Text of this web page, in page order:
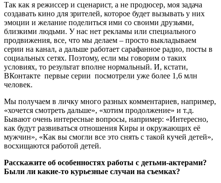
Так как я режиссер и сценарист, а не продюсер, моя задача
создавать кино для зрителей, которое будет вызывать у них
эмоции и желание поделиться ими со своими друзьями,
близкими людьми. У нас нет рекламы или специального
продвижения, все, что мы делаем – просто выкладываем
серии на канал, а дальше работает сарафанное радио, посты в
социальных сетях. Поэтому, если мы говорим о таких
условиях, то результат вполне нормальный. И, кстати,
ВКонтакте первые серии посмотрели уже более 1,6 млн
человек.
Мы получаем в личку много разных комментариев, например,
«хочется смотреть дальше», «хотим продолжение» и т.д.
Бывают очень интересные вопросы, например: «Интересно,
как будут развиваться отношения Киры и окружающих её
мужчин», «Как вы смогли все это снять с такой кучей детей»,
восхищаются работой детей.
Расскажите об особенностях работы с детьми-актерами?
Были ли какие-то курьезные случаи на съемках?